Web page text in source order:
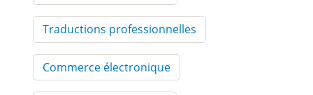
Traductions professionnelles
Commerce électronique